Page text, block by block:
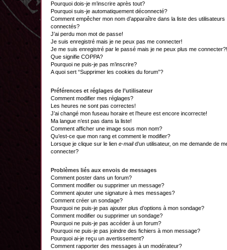
Pourquoi dois-je m’inscrire après tout?
Pourquoi suis-je automatiquement déconnecté?
Comment empêcher mon nom d’apparaître dans la liste des utilisateurs
connectés?
J’ai perdu mon mot de passe!
Je suis enregistré mais je ne peux pas me connecter!
Je me suis enregistré par le passé mais je ne peux plus me connecter?!
Que signifie COPPA?
Pourquoi ne puis-je pas m’inscrire?
A quoi sert “Supprimer les cookies du forum”?
Préférences et réglages de l’utilisateur
Comment modifier mes réglages?
Les heures ne sont pas correctes!
J’ai changé mon fuseau horaire et l’heure est encore incorrecte!
Ma langue n’est pas dans la liste!
Comment afficher une image sous mon nom?
Qu’est-ce que mon rang et comment le modifier?
Lorsque je clique sur le lien e-maild’un utilisateur, on me demande de
connecter?
Problèmes liés aux envois de messages
Comment poster dans un forum?
Comment modifier ou supprimer un message?
Comment ajouter une signature à mes messages?
Comment créer un sondage?
Pourquoi ne puis-je pas ajouter plus d’options à mon sondage?
Comment modifier ou supprimer un sondage?
Pourquoi ne puis-je pas accéder à un forum?
Pourquoi ne puis-je pas joindre des fichiers à mon message?
Pourquoi ai-je reçu un avertissement?
Comment rapporter des messages à un modérateur?